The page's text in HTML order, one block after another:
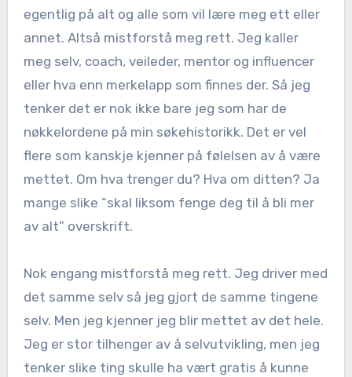
egentlig på alt og alle som vil lære meg ett eller
annet. Altså mistforstå meg rett. Jeg kaller
meg selv, coach, veileder, mentor og influencer
eller hva enn merkelapp som finnes der. Så jeg
tenker det er nok ikke bare jeg som har de
nøkkelordene på min søkehistorikk. Det er vel
flere som kanskje kjenner på følelsen av å være
mettet. Om hva trenger du? Hva om ditten? Ja
mange slike “skal liksom fenge deg til å bli mer
av alt” overskrift.
Nok engang mistforstå meg rett. Jeg driver med
det samme selv så jeg gjort de samme tingene
selv. Men jeg kjenner jeg blir mettet av det hele.
Jeg er stor tilhenger av å selvutvikling, men jeg
tenker slike ting skulle ha vært gratis å kunne